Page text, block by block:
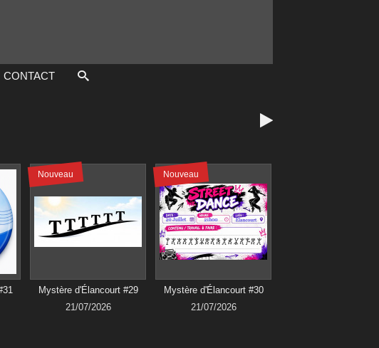
CONTACT

Nouveau
Mystère d'Élancourt #29
21/07/2026
Nouveau
Mystère d'Élancourt #30
21/07/2026